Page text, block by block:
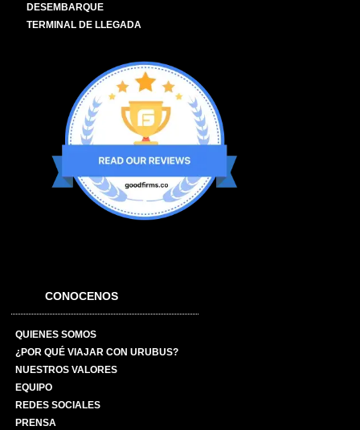
DESEMBARQUE
TERMINAL DE LLEGADA
CONOCENOS
QUIENES SOMOS
¿POR QUÉ VIAJAR CON URUBUS?
NUESTROS VALORES
EQUIPO
REDES SOCIALES
PRENSA